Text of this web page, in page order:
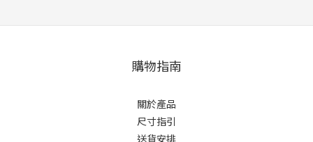
購物指南
關於產品
尺寸指引
送貨安排